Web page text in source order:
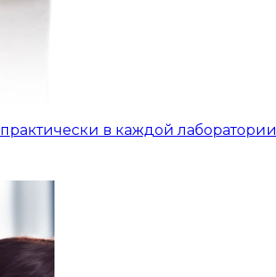
в каждой лаборатории